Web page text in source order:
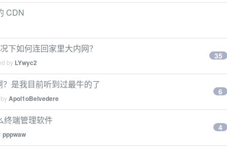
CDN
下如何连回家里大内网？
by LYwyc2
35
是我目前听到过最牛的了
Apol1oBelvedere
6
终端管理软件
pppwaw
4